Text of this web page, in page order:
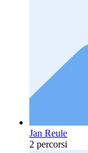
Jan Reule
2 percorsi